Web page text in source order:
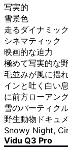
写実的
雪景色
走るダイナミッ
シネマティック
映画的な迫力
極めて写実的な
毛並みが風に揺
インと吐く白い
に前方ローアン
雪のパーティク
野生動物ドキュ
Snowy Night,
Vidu Q3 Pro